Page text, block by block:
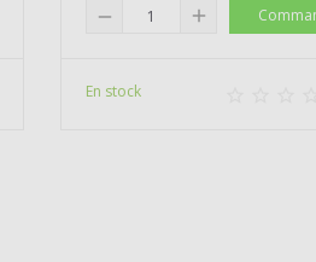
remove add
En stock